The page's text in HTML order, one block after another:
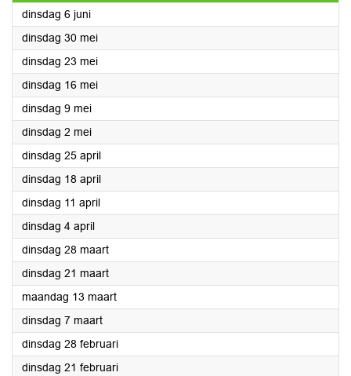
dinsdag 6 juni2023
dinsdag 30 mei2023
dinsdag 23 mei2023
dinsdag 16 mei2023
dinsdag 9 mei2023
dinsdag 2 mei2023
dinsdag 25 april2023
dinsdag 18 april2023
dinsdag 11 april2023
dinsdag 4 april2023
dinsdag 28 maart2023
dinsdag 21 maart2023
maandag 13 maart2023
dinsdag 7 maart2023
dinsdag 28 februari2023
dinsdag 21 februari2023